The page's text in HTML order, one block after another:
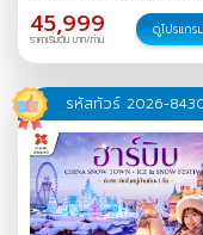
45,999
ราคาเริ่มต้น บาท/ท่าน
ดูโปรแกร
รหัสทัวร์ 2026-